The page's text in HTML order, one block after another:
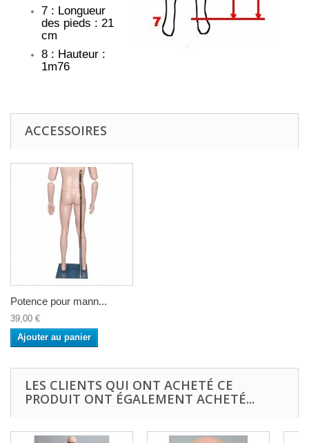
7 : Longueur
des pieds : 21
cm
8 : Hauteur :
1m76
ACCESSOIRES
Potence pour mann...
39,00 €
Ajouter au panier
LES CLIENTS QUI ONT ACHETÉ CE
PRODUIT ONT ÉGALEMENT ACHETÉ...